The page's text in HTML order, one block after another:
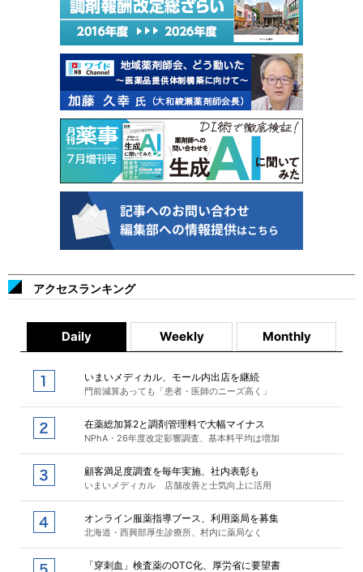
アクセスランキング
Daily Weekly Monthly
いまいメディカル、モール内出店を継続
門前減算あっても「患者・医師のニーズ高く」
在薬総加算2と調剤管理料で大幅マイナス
NPhA・26年度改定影響調査、基本料平均は増加
顧客満足度調査を毎年実施、社内表彰も
いまいメディカル 店舗改善と士気向上に活用
オンライン服薬指導ブース、利用薬局を募集
北海道・西興部厚生診療所、村内に薬局なく
「穿刺血」検査薬のOTC化、厚労省に要望書